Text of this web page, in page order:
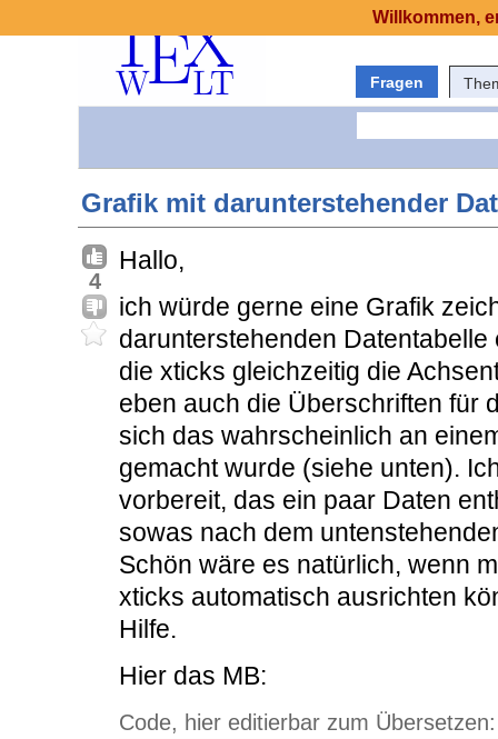
Fragen
Grafik mit darunterstehender
4
Hallo,
ich würde gerne eine Grafik
darunterstehenden
die xticks gleichzeitig die
eben auch die Überschriften für
sich das wahrscheinlich an
gemacht wurde (siehe unten).
vorbereit, das ein paar Daten
sowas nach dem
Schön wäre es natürlich, wenn
xticks automatisch ausrichten
Hilfe.
Hier das MB:
Code, hier editierbar zum Übersetzen:
Willkommen,